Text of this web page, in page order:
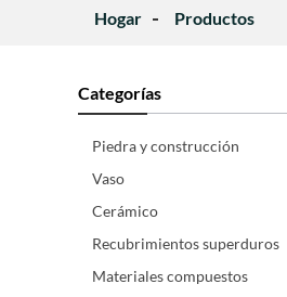
Hogar Productos
Categorías
Piedra y construcción
Vaso
Cerámico
Recubrimientos superduros
Materiales compuestos